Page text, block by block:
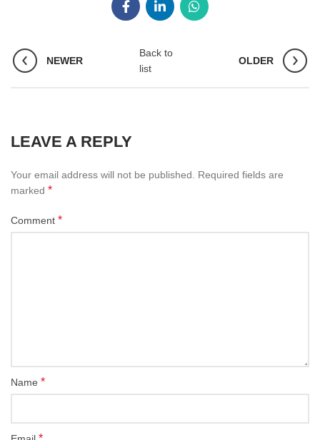
NEWER
Back to
list
OLDER
LEAVE A REPLY
Your email address will not be published.
Required fields are
marked *
Comment *
Name *